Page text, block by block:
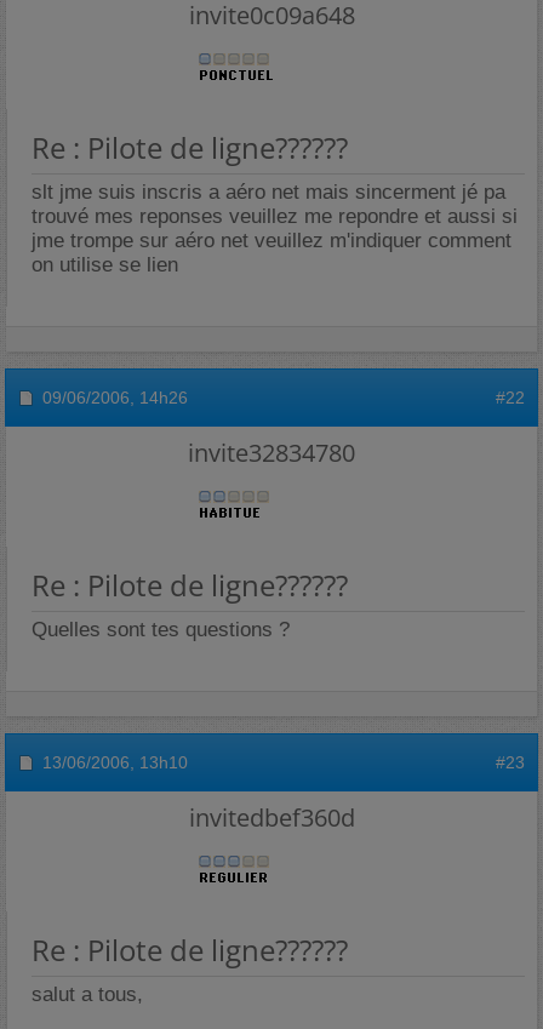
invite0c09a648
Re : Pilote de ligne??????
slt jme suis inscris a aéro net mais sincerment jé pa
trouvé mes reponses veuillez me repondre et aussi si
jme trompe sur aéro net veuillez m'indiquer comment
on utilise se lien
09/06/2006, 14h26 #22
invite32834780
Re : Pilote de ligne??????
Quelles sont tes questions ?
13/06/2006, 13h10 #23
invitedbef360d
Re : Pilote de ligne??????
salut a tous,